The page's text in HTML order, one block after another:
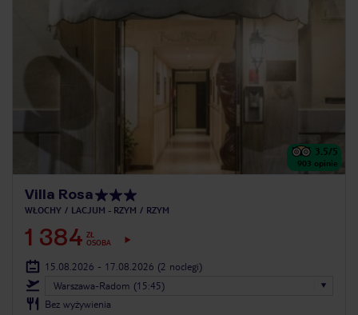
3.5/5
903 opinie
Villa Rosa
WŁOCHY LACJUM - RZYM RZYM
1 384 ZŁ
OSOBA
15.08.2026 - 17.08.2026 (2 noclegi)
Warszawa-Radom (15:45)
Bez wyżywienia